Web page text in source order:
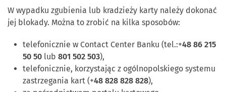
W wypadku zgubienia lub kradzieży karty należy dokonać
jej blokady. Można to zrobić na kilka sposobów:
telefonicznie w Contact Center Banku (tel.:+48 86 215
50 50 lub 801 502 503),
telefonicznie, korzystając z ogólnopolskiego systemu
zastrzegania kart (+48 828 828 828),